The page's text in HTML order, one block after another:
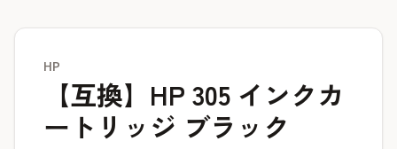
HP
【互換】HP 305 インクカ
ートリッジ ブラック